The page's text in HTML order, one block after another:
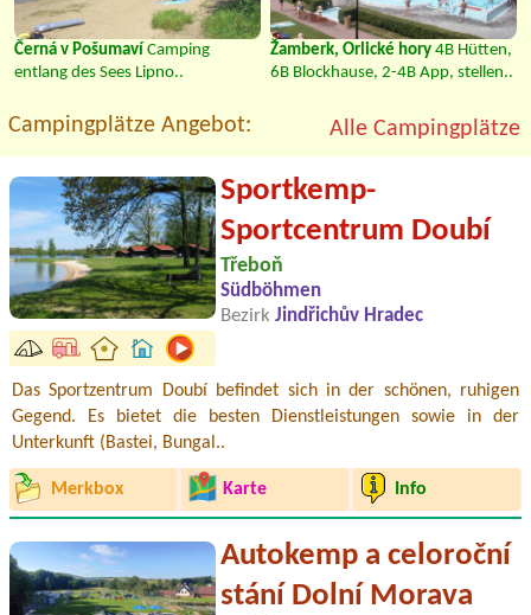
Černá v Pošumaví Camping
entlang des Sees Lipno..
Žamberk, Orlické hory 4B Hütten,
6B Blockhause, 2-4B App, stellen..
Campingplätze Angebot: Alle Campingplätze
Sportkemp-
Sportcentrum Doubí
Třeboň
Südböhmen
Bezirk Jindřichův Hradec
Das Sportzentrum Doubí befindet sich in der schönen, ruhigen
Gegend. Es bietet die besten Dienstleistungen sowie in der
Unterkunft (Bastei, Bungal..
Merkbox Karte Info
Autokemp a celoroční
stání Dolní Morava